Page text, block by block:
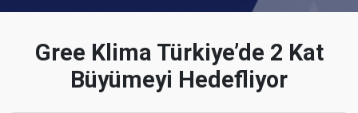
Gree Klima Türkiye’de 2 Kat
Büyümeyi Hedefliyor